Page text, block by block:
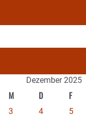
Dezember 2025
M D F
3 4 5